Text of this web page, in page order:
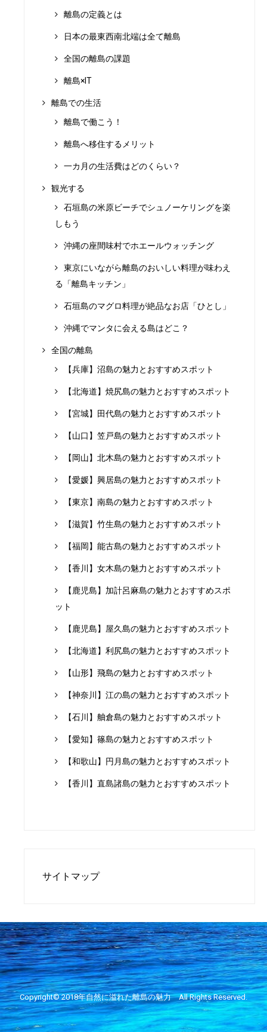
離島の定義とは
日本の最東西南北端は全て離島
全国の離島の課題
離島×IT
離島での生活
離島で働こう！
離島へ移住するメリット
一カ月の生活費はどのくらい？
観光する
石垣島の米原ビーチでシュノーケリングを楽
しもう
沖縄の座間味村でホエールウォッチング
東京にいながら離島のおいしい料理が味わえ
る「離島キッチン」
石垣島のマグロ料理が絶品なお店「ひとし」
沖縄でマンタに会える島はどこ？
全国の離島
【兵庫】沼島の魅力とおすすめスポット
【北海道】焼尻島の魅力とおすすめスポット
【宮城】田代島の魅力とおすすめスポット
【山口】笠戸島の魅力とおすすめスポット
【岡山】北木島の魅力とおすすめスポット
【愛媛】興居島の魅力とおすすめスポット
【東京】南島の魅力とおすすめスポット
【滋賀】竹生島の魅力とおすすめスポット
【福岡】能古島の魅力とおすすめスポット
【香川】女木島の魅力とおすすめスポット
【鹿児島】加計呂麻島の魅力とおすすめスポ
ット
【鹿児島】屋久島の魅力とおすすめスポット
【北海道】利尻島の魅力とおすすめスポット
【山形】飛島の魅力とおすすめスポット
【神奈川】江の島の魅力とおすすめスポット
【石川】舳倉島の魅力とおすすめスポット
【愛知】篠島の魅力とおすすめスポット
【和歌山】円月島の魅力とおすすめスポット
【香川】直島諸島の魅力とおすすめスポット
サイトマップ
Copyright© 2018年自然に溢れた離島の魅力All Rights Reserved.